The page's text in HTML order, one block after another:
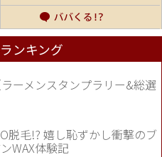
ンキング
ーメンスタンプラリー&総選
脱毛!? 嬉し恥ずかし衝撃のブ
WAX体験記